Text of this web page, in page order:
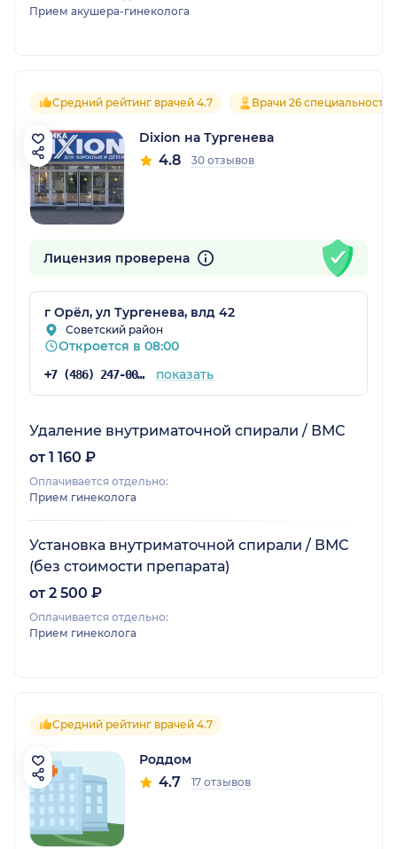
Прием акушера-гинеколога
Средний рейтинг врачей 4.7 Врачи 26 специальностей
Dixion на Тургенева
4.8 30 отзывов
Лицензия проверена
г Орёл, ул Тургенева, влд 42
Советский район
Откроется в 08:00
+7 (486) 247-00-00 показать
Удаление внутриматочной спирали / ВМС
от 1 160 ₽
Оплачивается отдельно:
Прием гинеколога
Установка внутриматочной спирали / ВМС
(без стоимости препарата)
от 2 500 ₽
Оплачивается отдельно:
Прием гинеколога
Средний рейтинг врачей 4.7
Роддом
4.7 17 отзывов